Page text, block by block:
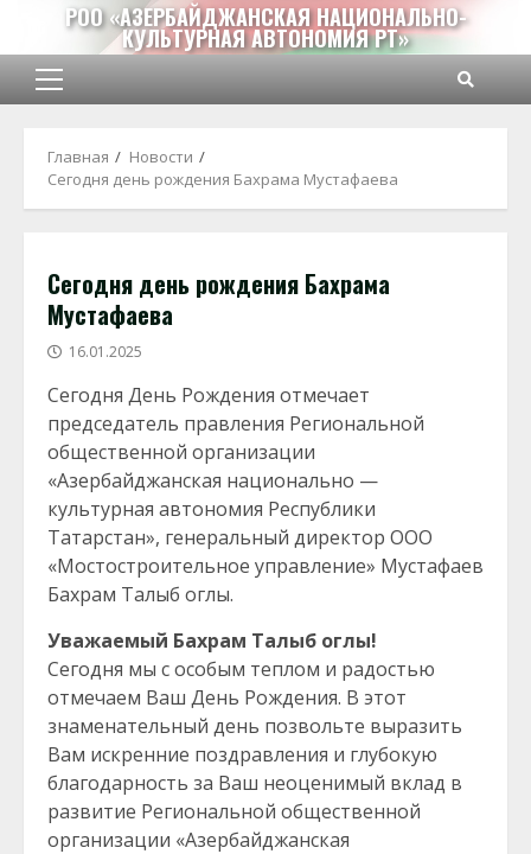
Перейти
содержимому
РОО «АЗЕРБАЙДЖАНСКАЯ НАЦИОНАЛЬНО-
КУЛЬТУРНАЯ АВТОНОМИЯ РТ»
Основное
Главная
Новости
Сегодня день рождения Бахрама Мустафаева
Сегодня день рождения Бахрама
Мустафаева
16.01.2025
Сегодня День Рождения отмечает
председатель правления Региональной
общественной организации
«Азербайджанская национально —
культурная автономия Республики
Татарстан», генеральный директор ООО
«Мостостроительное управление» Мустафаев
Бахрам Талыб оглы.
Уважаемый Бахрам Талыб оглы!
Сегодня мы с особым теплом и радостью
отмечаем Ваш День Рождения. В этот
знаменательный день позвольте выразить
Вам искренние поздравления и глубокую
благодарность за Ваш неоценимый вклад в
развитие Региональной общественной
организации «Азербайджанская